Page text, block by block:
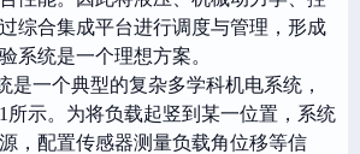
综合集成平台进行调度与管理，形成
系统是一个理想方案。
是一个典型的复杂多学科机电系统，
1所示。为将负载起竖到某一位置，系统
，配置传感器测量负载角位移等信